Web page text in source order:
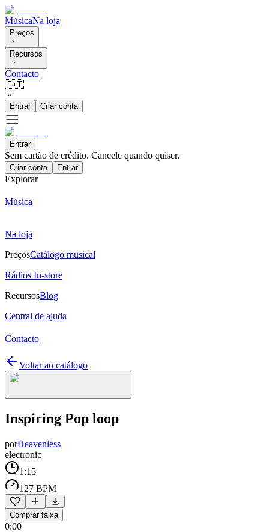
MúsicaNa loja
Preços
Recursos
Contacto
🇵🇹
Entrar Criar conta
Entrar
Sem cartão de crédito. Cancele quando quiser.
Criar conta Entrar
Explorar
Música
Na loja
PreçosCatálogo musical
Rádios In-store
RecursosBlog
Central de ajuda
Contacto
Voltar ao catálogo
Inspiring Pop loop
porHeavenless
electronic
1:15
127 BPM
Comprar faixa
0:00